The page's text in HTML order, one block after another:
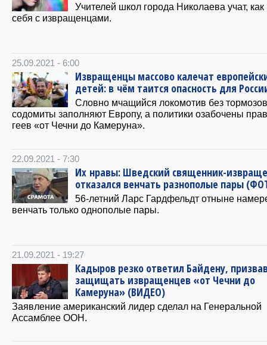
Учителей школ города Николаева учат, как
себя с извращенцами.
25.09.2021 - 6:00
Извращенцы массово калечат
детей: в чём таится опасность для
Словно мчащийся локомотив без
содомиты заполняют Европу, а политики озабочены
геев «от Чечни до Камеруна».
22.09.2021 - 7:30
Их нравы: Шведский священник-
отказался венчать разнополые пары
56-летний Ларс Гардфельдт отныне
венчать только однополые пары.
21.09.2021 - 19:27
Кадыров резко ответил Байдену,
защищать извращенцев «от Чечни до
Камеруна» (ВИДЕО)
Заявление американский лидер сделал на Генеральной
Ассамблее ООН.